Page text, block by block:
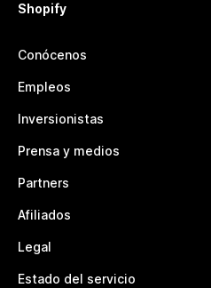
Shopify
Conócenos
Empleos
Inversionistas
Prensa y medios
Partners
Afiliados
Legal
Estado del servicio